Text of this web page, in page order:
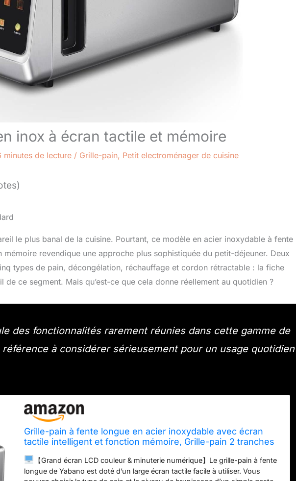
inox à écran tactile et mémoire
minutes de lecture / Grille-pain, Petit electroménager de cuisine
le plus banal de la cuisine. Pourtant, ce modèle en acier inoxydable à fente
revendique une approche plus sophistiquée du petit-déjeuner. Deux
types de pain, décongélation, réchauffage et cordon rétractable : la fiche
de ce segment. Mais qu’est-ce que cela donne réellement au quotidien ?
des fonctionnalités rarement réunies dans cette gamme de
à considérer sérieusement pour un usage quotidien
Grille-pain à fente longue en acier inoxydable avec écran
tactile intelligent et fonction mémoire, Grille-pain 2 tranches
décongélation & réchau
【Grand écran LCD couleur & minuterie numérique】Le grille-pain à fente
longue de Yabano est doté d’un large écran tactile facile à utiliser. Vous